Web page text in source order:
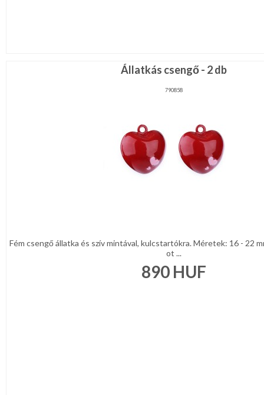
Állatkás csengő - 2 db
790858
Fém csengő állatka és szív mintával, kulcstartókra. Méretek: 16 - 22
ot ...
890HUF